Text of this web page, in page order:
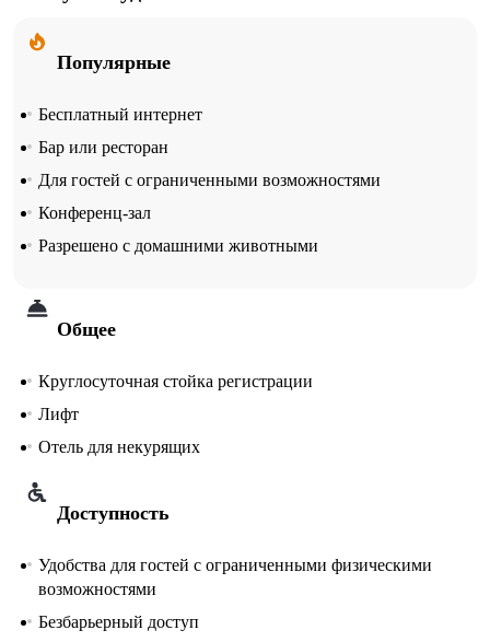
Популярные
Бесплатный интернет
Бар или ресторан
Для гостей с ограниченными возможностями
Конференц-зал
Разрешено с домашними животными
Общее
Круглосуточная стойка регистрации
Лифт
Отель для некурящих
Доступность
Удобства для гостей с ограниченными физическими
возможностями
Безбарьерный доступ